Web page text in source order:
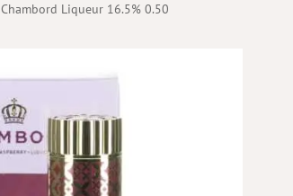
Chambord Liqueur 16.5% 0.50